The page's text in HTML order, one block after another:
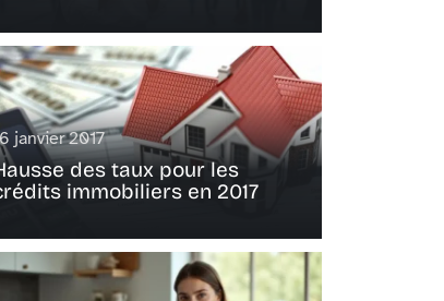
janvier 2017
des taux pour les
immobiliers en 2017